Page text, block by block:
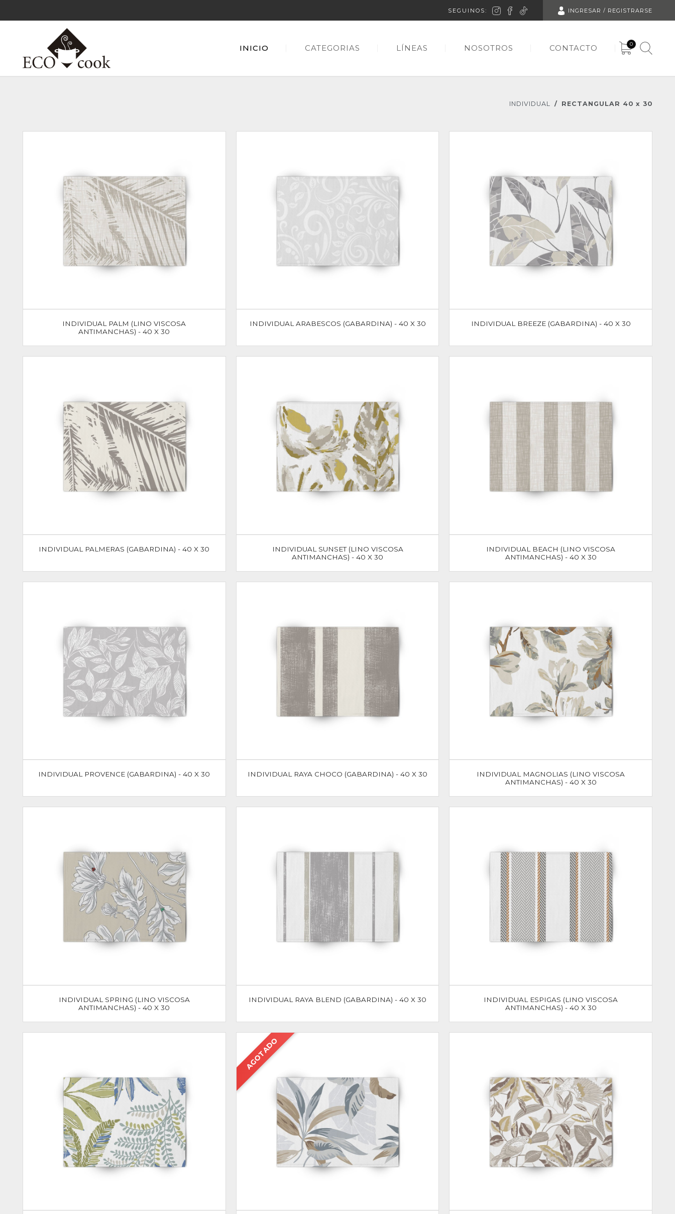
SEGUINOS: INGRESAR / REGISTRARSE
0
INICIO CATEGORIAS LÍNEAS NOSOTROS CONTACTO
INDIVIDUAL RECTANGULAR 40 x 30
INDIVIDUAL PALM (LINO VISCOSA
ANTIMANCHAS) - 40 X 30
INDIVIDUAL ARABESCOS (GABARDINA) - 40 X 30 INDIVIDUAL BREEZE (GABARDINA) - 40 X 30
INDIVIDUAL PALMERAS (GABARDINA) - 40 X 30
INDIVIDUAL SUNSET (LINO VISCOSA
ANTIMANCHAS) - 40 X 30
INDIVIDUAL BEACH (LINO VISCOSA
ANTIMANCHAS) - 40 X 30
INDIVIDUAL PROVENCE (GABARDINA) - 40 X 30 INDIVIDUAL RAYA CHOCO (GABARDINA) - 40 X 30
INDIVIDUAL MAGNOLIAS (LINO VISCOSA
ANTIMANCHAS) - 40 X 30
INDIVIDUAL SPRING (LINO VISCOSA
ANTIMANCHAS) - 40 X 30
INDIVIDUAL RAYA BLEND (GABARDINA) - 40 X 30
INDIVIDUAL ESPIGAS (LINO VISCOSA
ANTIMANCHAS) - 40 X 30
AGOTADO